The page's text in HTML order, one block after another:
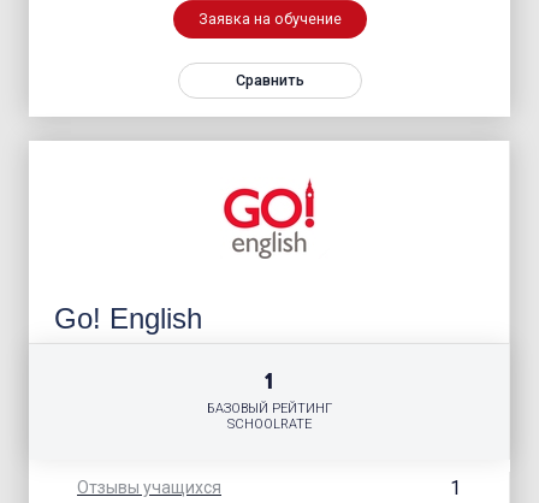
Заявка на обучение
Сравнить
Go! English
Отзывы учащихся 1
1
БАЗОВЫЙ РЕЙТИНГ
SCHOOLRATE